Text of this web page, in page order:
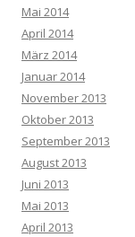
Mai 2014
April 2014
März 2014
Januar 2014
November 2013
Oktober 2013
September 2013
August 2013
Juni 2013
Mai 2013
April 2013